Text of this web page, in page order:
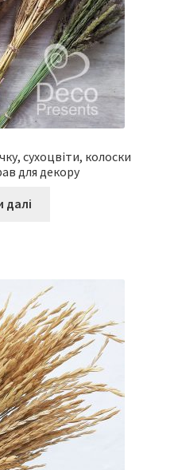
сухоцвіти, колоски
для декору
далі